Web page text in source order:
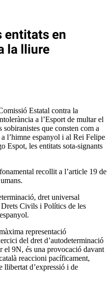
entitats en
la lliure
Estatal contra la
a l’Esport de multar el
que consten com a
l’himne espanyol i al Rei Felipe
Espot, les entitats sota-signants
recollit a l’article 19 de
dret universal
Civils i Polítics de les
representació
del dret d’autodeterminació
el 9N, és una provocació davant
reaccioni pacíficament,
llibertat d’expressió i de